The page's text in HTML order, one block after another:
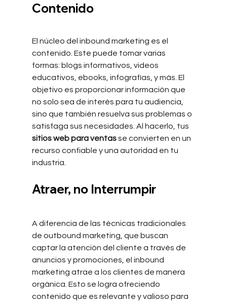
Contenido
El núcleo del inbound marketing es el
contenido. Este puede tomar varias
formas: blogs informativos, videos
educativos, ebooks, infografías, y más. El
objetivo es proporcionar información que
no solo sea de interés para tu audiencia,
sino que también resuelva sus problemas o
satisfaga sus necesidades. Al hacerlo, tus
sitios web para ventas se convierten en un
recurso confiable y una autoridad en tu
industria.
Atraer, no Interrumpir
A diferencia de las técnicas tradicionales
de outbound marketing, que buscan
captar la atención del cliente a través de
anuncios y promociones, el inbound
marketing atrae a los clientes de manera
orgánica. Esto se logra ofreciendo
contenido que es relevante y valioso para